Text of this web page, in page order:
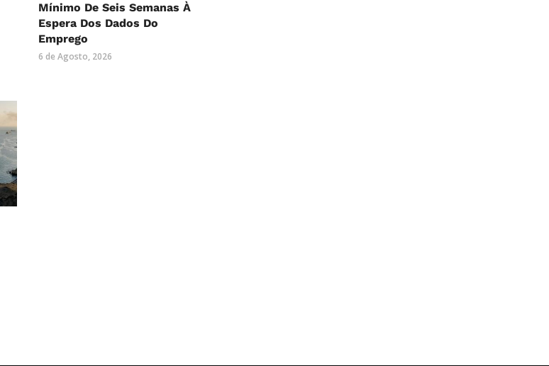
Mínimo De Seis Semanas À
Espera Dos Dados Do
Emprego
6 de Agosto, 2026